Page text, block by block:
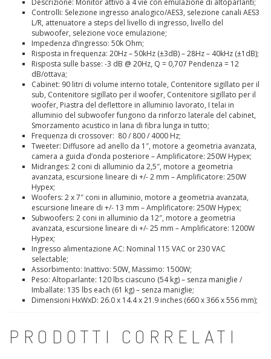
Controlli: Selezione ingresso analogico/AES3, selezione canali AES3
L/R, attenuatore a steps del livello di ingresso, livello del
subwoofer, selezione voce emulazione;
Impedenza d’ingresso: 50k Ohm;
Risposta in frequenza: 20Hz – 50kHz (±3dB) – 28Hz – 40kHz (±1dB);
Risposta sulle basse: -3 dB @ 20Hz, Q = 0,707 Pendenza = 12
dB/ottava;
Cabinet: 90 litri di volume interno totale, Contenitore sigillato per il
sub, Contenitore sigillato per il woofer, Contenitore sigillato per il
woofer, Piastra del deflettore in alluminio lavorato, I telai in
alluminio del subwoofer fungono da rinforzo laterale del cabinet,
Smorzamento acustico in lana di fibra lunga in tutto;
Frequenza di crossover: 80 / 800 / 4000 Hz;
Tweeter: Diffusore ad anello da 1″, motore a geometria avanzata,
camera a guida d’onda posteriore – Amplificatore: 250W Hypex;
Midranges: 2 coni di alluminio da 2,5″, motore a geometria
avanzata, escursione lineare di +/- 2 mm – Amplificatore: 250W
Hypex;
Woofers: 2 x 7″ coni in alluminio, motore a geometria avanzata,
escursione lineare di +/- 13 mm – Amplificatore: 250W Hypex;
Subwoofers: 2 coni in alluminio da 12″, motore a geometria
avanzata, escursione lineare di +/- 25 mm – Amplificatore: 1200W
Hypex;
Ingresso alimentazione AC: Nominal 115 VAC or 230 VAC
selectable;
Assorbimento: Inattivo: 50W, Massimo: 1500W;
Peso: Altoparlante: 120 lbs ciascuno (54 kg) – senza maniglie /
Imballate: 135 lbs each (61 kg) – senza maniglie;
Dimensioni HxWxD: 26.0 x 14.4 x 21.9 inches (660 x 366 x 556 mm);
PRODOTTI CORRELATI